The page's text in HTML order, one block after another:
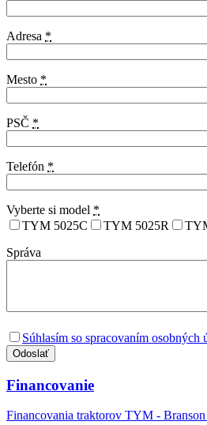
Adresa *
Mesto *
PSČ *
Telefón *
Vyberte si model *
TYM 5025C
TYM 5025R
Správa
Súhlasím so spracovaním osobných
Financovanie
Financovania traktorov TYM -